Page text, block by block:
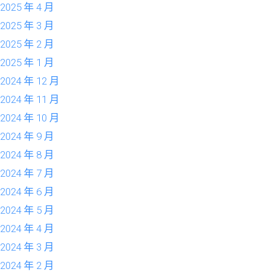
2025 年 4 月
2025 年 3 月
2025 年 2 月
2025 年 1 月
2024 年 12 月
2024 年 11 月
2024 年 10 月
2024 年 9 月
2024 年 8 月
2024 年 7 月
2024 年 6 月
2024 年 5 月
2024 年 4 月
2024 年 3 月
2024 年 2 月